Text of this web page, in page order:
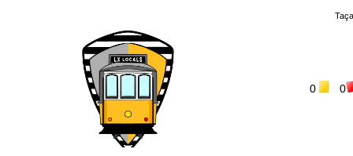
0 0